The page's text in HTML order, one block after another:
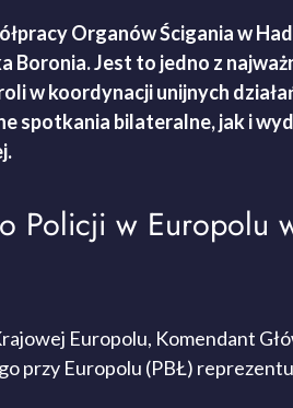
Organów Ścigania w
Boronia. Jest to jedno z
w koordynacji unijnych
spotkania bilateralne, jak i
Policji w
Europolu, Komendant
przy Europolu (PBŁ)